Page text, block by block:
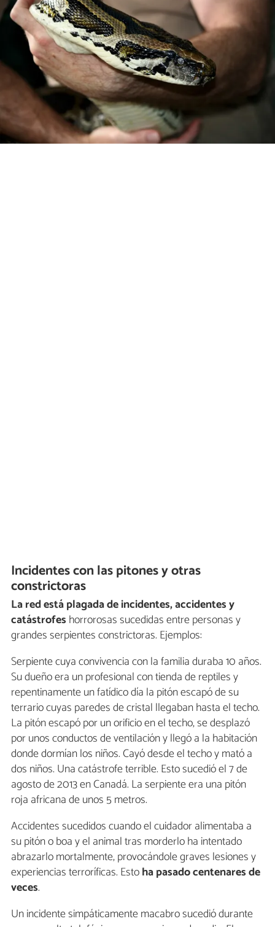
Incidentes con las pitones y otras
constrictoras
La red está plagada de incidentes, accidentes y
catástrofes horrorosas sucedidas entre personas y
grandes serpientes constrictoras. Ejemplos:
Serpiente cuya convivencia con la familia duraba 10 años.
Su dueño era un profesional con tienda de reptiles y
repentinamente un fatídico día la pitón escapó de su
terrario cuyas paredes de cristal llegaban hasta el techo.
La pitón escapó por un orificio en el techo, se desplazó
por unos conductos de ventilación y llegó a la habitación
donde dormían los niños. Cayó desde el techo y mató a
dos niños. Una catástrofe terrible. Esto sucedió el 7 de
agosto de 2013 en Canadá. La serpiente era una pitón
roja africana de unos 5 metros.
Accidentes sucedidos cuando el cuidador alimentaba a
su pitón o boa y el animal tras morderlo ha intentado
abrazarlo mortalmente, provocándole graves lesiones y
experiencias terroríficas. Estoha pasado centenares de
veces.
Un incidente simpáticamente macabro sucedió durante